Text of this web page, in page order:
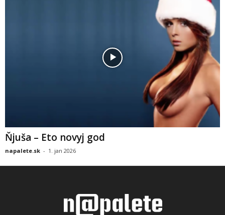
Ňjuša – Eto novyj god
napalete.sk - 1. jan 2026